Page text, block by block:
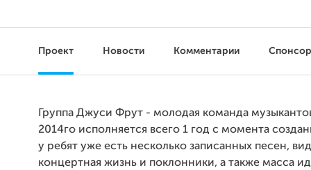
Проект Новости Комментарии
Группа Джуси Фрут - молодая команда
2014го исполняется всего 1 год с момента
у ребят уже есть несколько записанных песен,
концертная жизнь и поклонники, а также масса